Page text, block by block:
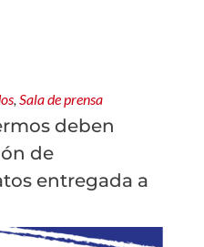
, Sala de prensa
deben
de
entregada a